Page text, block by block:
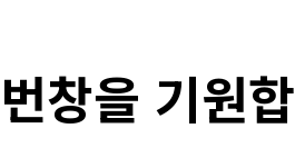
번창을 기원